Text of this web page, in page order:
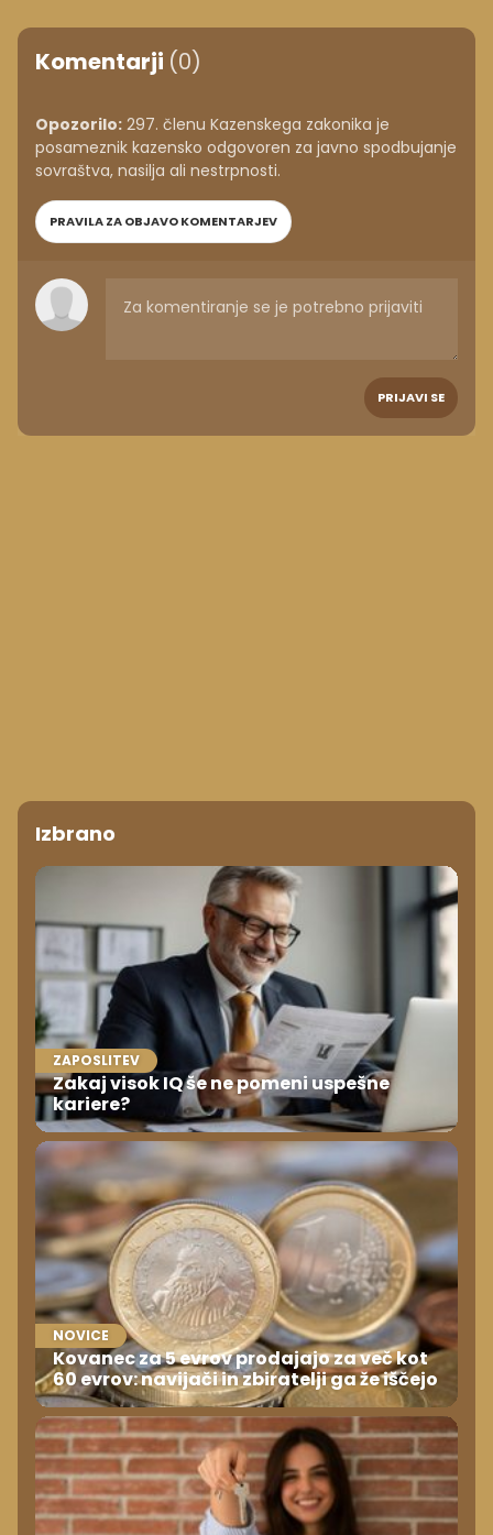
Komentarji (0)
Opozorilo: 297. členu Kazenskega zakonika je
posameznik kazensko odgovoren za javno spodbujanje
sovraštva, nasilja ali nestrpnosti.
PRAVILA ZA OBJAVO KOMENTARJEV
PRIJAVI SE
Izbrano
ZAPOSLITEV
Zakaj visok IQ še ne pomeni uspešne
kariere?
NOVICE
Kovanec za 5 evrov prodajajo za več kot
60 evrov: navijači in zbiratelji ga že iščejo